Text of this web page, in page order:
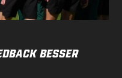
besser